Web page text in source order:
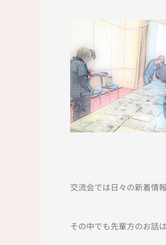
交流会では日々の新着情
その中でも先輩方のお話